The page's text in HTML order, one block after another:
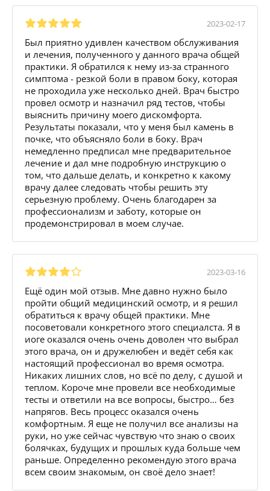
2023-02-17
Был приятно удивлен качеством обслуживания
и лечения, полученного у данного врача общей
практики. Я обратился к нему из-за странного
симптома - резкой боли в правом боку, которая
не проходила уже несколько дней. Врач быстро
провел осмотр и назначил ряд тестов, чтобы
выяснить причину моего дискомфорта.
Результаты показали, что у меня был камень в
почке, что объясняло боли в боку. Врач
немедленно предписал мне предварительное
лечение и дал мне подробную инструкцию о
том, что дальше делать, и конкретно к какому
врачу далее следовать чтобы решить эту
серьезную проблему. Очень благодарен за
профессионализм и заботу, которые он
продемонстрировал в моем случае.
2023-03-16
Ещё один мой отзыв. Мне давно нужно было
пройти общий медицинский осмотр, и я решил
обратиться к врачу общей практики. Мне
посоветовали конкретного этого специалста. Я в
иоге оказался очень очень доволен что выбрал
этого врача, он и дружелюбен и ведёт себя как
настоящий профессионал во время осмотра.
Никаких лишних слов, но всё по делу, с душой и
теплом. Короче мне провели все необходимые
тесты и ответили на все вопросы, быстро… без
напрягов. Весь процесс оказался очень
комфортным. Я еще не получил все анализы на
руки, но уже сейчас чувствую что знаю о своих
болячках, будущих и прошлых куда больше чем
раньше. Определенно рекомендую этого врача
всем своим знакомым, он своё дело знает!